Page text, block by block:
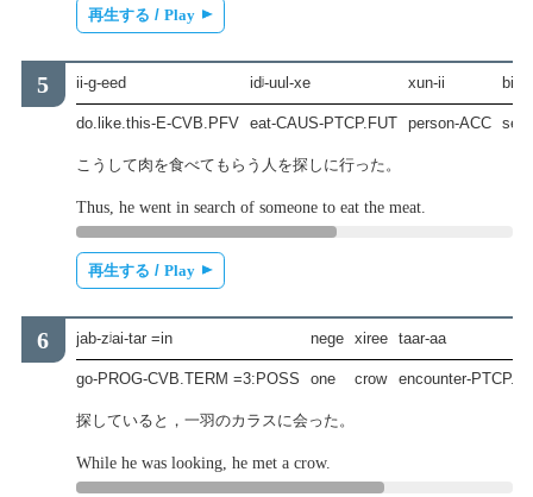
再生する /Play
ii-g-eed idʲ-uul-xe xun-ii
do.like.this-E-CVB.PFV eat-CAUS-PTCP.FUT person-ACC
こうして肉を食べてもらう人を探しに行った。
Thus, he went in search of someone to eat the meat.
再生する /Play
jab-zʲai-tar =in nege xiree taar-aa
go-PROG-CVB.TERM =3:POSS one crow encounter-
探していると，一羽のカラスに会った。
While he was looking, he met a crow.